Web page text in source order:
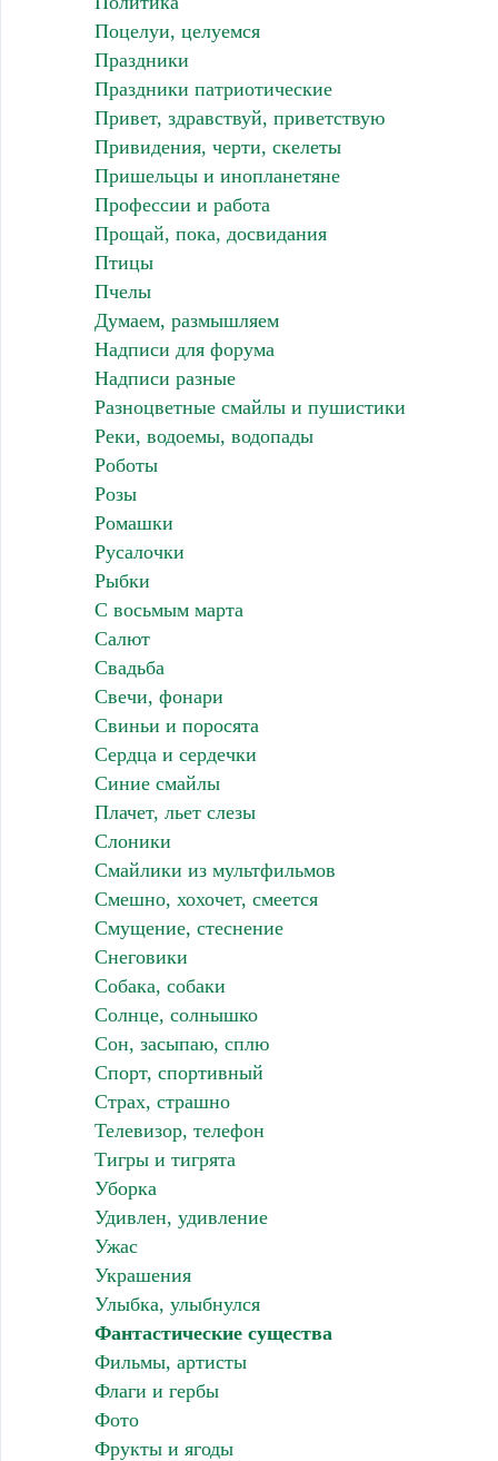
Поцелуи, целуемся
Праздники
Праздники патриотические
Привет, здравствуй, приветствую
Привидения, черти, скелеты
Пришельцы и инопланетяне
Профессии и работа
Прощай, пока, досвидания
Птицы
Пчелы
Думаем, размышляем
Надписи для форума
Надписи разные
Разноцветные смайлы и пушистики
Реки, водоемы, водопады
Роботы
Розы
Ромашки
Русалочки
Рыбки
С восьмым марта
Салют
Свадьба
Свечи, фонари
Свиньи и поросята
Сердца и сердечки
Синие смайлы
Плачет, льет слезы
Слоники
Смайлики из мультфильмов
Смешно, хохочет, смеется
Смущение, стеснение
Снеговики
Собака, собаки
Солнце, солнышко
Сон, засыпаю, сплю
Спорт, спортивный
Страх, страшно
Телевизор, телефон
Тигры и тигрята
Уборка
Удивлен, удивление
Ужас
Украшения
Улыбка, улыбнулся
Фантастические существа
Фильмы, артисты
Флаги и гербы
Фото
Фрукты и ягоды